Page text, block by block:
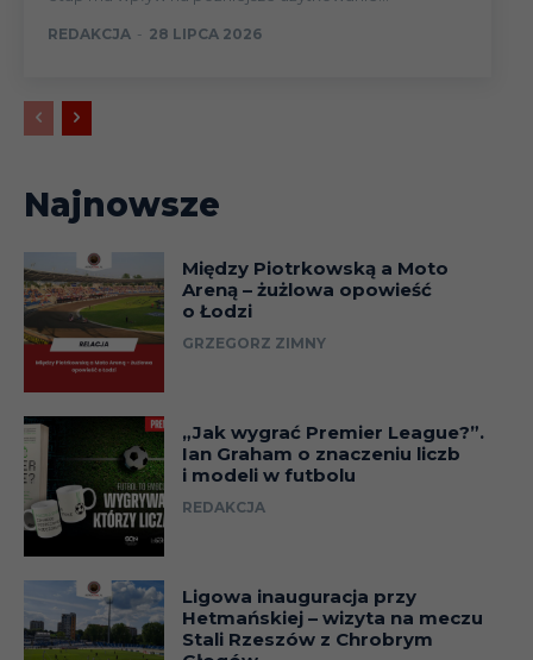
REDAKCJA - 28 LIPCA 2026
Najnowsze
Między Piotrkowską a Moto
Areną – żużlowa opowieść
o Łodzi
GRZEGORZ ZIMNY
„Jak wygrać Premier League?”.
Ian Graham o znaczeniu liczb
i modeli w futbolu
REDAKCJA
Ligowa inauguracja przy
Hetmańskiej – wizyta na meczu
Stali Rzeszów z Chrobrym